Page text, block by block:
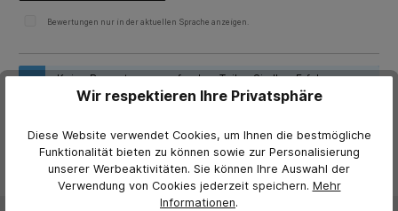
Bewertungen nur in der aktuellen Sprache anzeigen.
Keine Bewertungen gefunden. Teilen Sie Ihre Erfahrungen
mit anderen.
Wir respektieren Ihre Privatsphäre
Diese Website verwendet Cookies, um Ihnen die bestmögliche
Funktionalität bieten zu können sowie zur Personalisierung
unserer Werbeaktivitäten. Sie können Ihre Auswahl der
Verwendung von Cookies jederzeit speichern. Mehr
Informationen.